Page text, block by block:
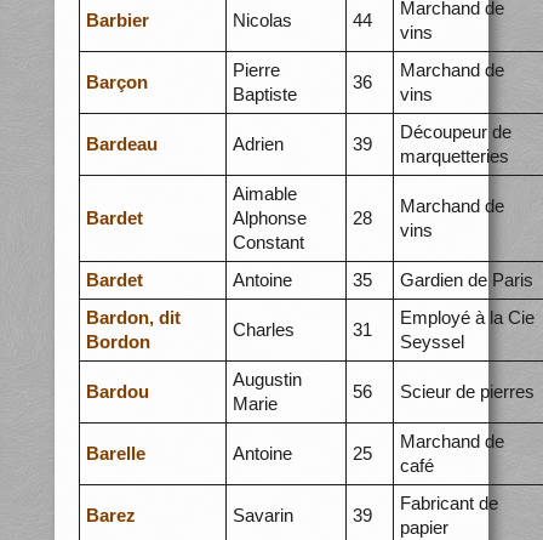
Barbier Nicolas 44
Marchand de
vins
Barçon
Pierre
Baptiste
36
Marchand de
vins
Bardeau Adrien 39
Découpeur de
marquetteries
Bardet
Aimable
Alphonse
Constant
28
Marchand de
vins
Bardet Antoine 35
Gardien de Paris
Bardon, dit
Bordon
Charles 31
Employé à la Cie
Seyssel
Bardou
Augustin
Marie
56 Scieur de pierres
Barelle Antoine 25
Marchand de
café
Barez Savarin 39
Fabricant de
papier